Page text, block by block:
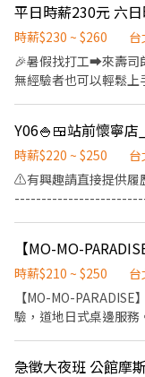
職者應徵，加入三
ASIA，屬於日本
的日本與義大利美食連
式料理餐廳：BELLINI
工義大利麵 ★日式鍋
羅專門店：天吉屋、
並持續穩定發展中
慎提出應徵申請。 ②履
不符者則不另行通知
與經驗核定職級。
加班費按每分鐘計算 ⭕企業魅力 ▪「以人為本」注重團隊合作及交
流，採納同仁的意見，
知識及專業的烹飪技
管及數據分析等專業
嚐美味平價壽司，致力
時薪$230 ~ $260
🎉暑假找打工➡️來壽司
無經驗者也可以輕鬆上手✔ ⭕招募條件 ▪職前教育訓練，
座→介紹、服務→商品
等 ▪內場 商品進貨、
→庫存盤點、出貨 等
金 ▪一年4次考核及
的經營管理，例如：
制度完善，依努力及成
度，加班費為5分鐘為
全台灣，讓更多人有
時薪$220 ~ $250
⚠️有興趣請直接提供
-------------------------
清理餐桌、安排座位、
供建議 3. 上水、上餐
和設備的清潔以及保養
時薪$210 ~ $250
【MO-MO-
驗，道地日式桌邊服務。 若您有兼職打工的計畫，喜歡充滿活
店內環境、座位區清
急徵大夜班 公館摩